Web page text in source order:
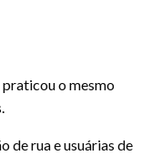
o mesmo
de rua e usuárias de